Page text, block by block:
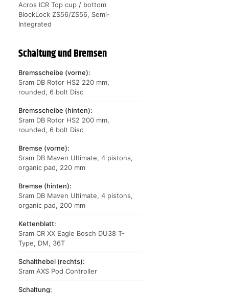
Acros ICR Top cup / bottom
BlockLock ZS56/ZS56, Semi-
Integrated
Schaltung und Bremsen
Bremsscheibe (vorne):
Sram DB Rotor HS2 220 mm,
rounded, 6 bolt Disc
Bremsscheibe (hinten):
Sram DB Rotor HS2 200 mm,
rounded, 6 bolt Disc
Bremse (vorne):
Sram DB Maven Ultimate, 4 pistons,
organic pad, 220 mm
Bremse (hinten):
Sram DB Maven Ultimate, 4 pistons,
organic pad, 200 mm
Kettenblatt:
Sram CR XX Eagle Bosch DU38 T-
Type, DM, 36T
Schalthebel (rechts):
Sram AXS Pod Controller
Schaltung: